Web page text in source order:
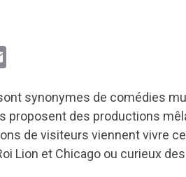
ailsynonymes de comédies
proposent des productions
de visiteurs viennent vivre
Lion et Chicago ou curieux